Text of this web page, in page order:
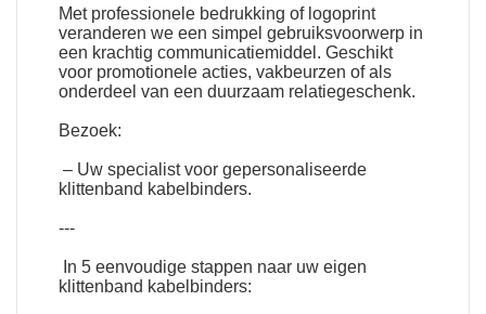
Met professionele bedrukking of logoprint
veranderen we een simpel gebruiksvoorwerp in
een krachtig communicatiemiddel. Geschikt
voor promotionele acties, vakbeurzen of als
onderdeel van een duurzaam relatiegeschenk.
Bezoek:
– Uw specialist voor gepersonaliseerde
klittenband kabelbinders.
---
In 5 eenvoudige stappen naar uw eigen
klittenband kabelbinders: